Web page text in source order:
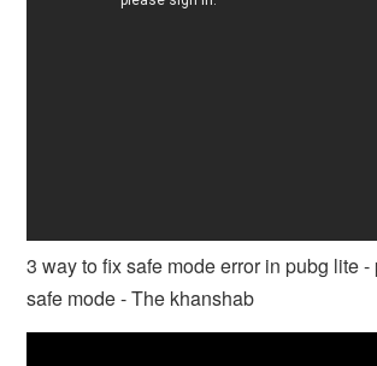
3 way to fix safe mode error in pubg lite
safe mode - The khanshab